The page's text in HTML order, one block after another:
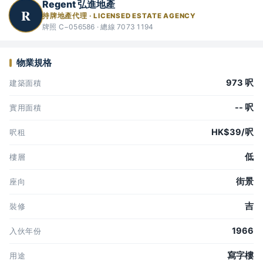
R
Regent 弘進地產
持牌地產代理 · LICENSED ESTATE AGENCY
牌照 C−056586 · 總線 7073 1194
物業規格
建築面積 973 呎
實用面積 -- 呎
呎租 HK$39/呎
樓層 低
座向 街景
裝修 吉
入伙年份 1966
用途 寫字樓